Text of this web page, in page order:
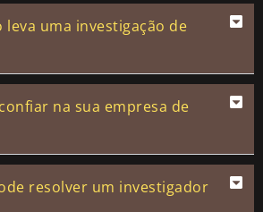
uma investigação de
na sua empresa de
resolver um investigador